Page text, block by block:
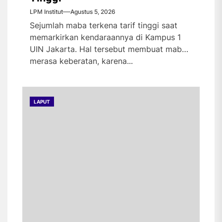
LPM Institut Agustus 5, 2026
Sejumlah maba terkena tarif tinggi saat
memarkirkan kendaraannya di Kampus 1
UIN Jakarta. Hal tersebut membuat maba
merasa keberatan, karena...
LAPUT